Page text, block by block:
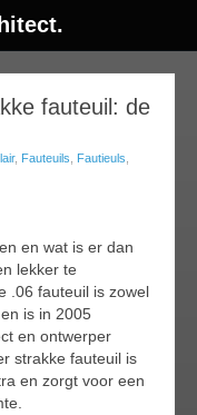
fauteuil: de
, Fauteuils Fautieuls
en wat is er dan
lekker te
.06 fauteuil is zowel
is in 2005
en ontwerper
strakke fauteuil is
en zorgt voor een